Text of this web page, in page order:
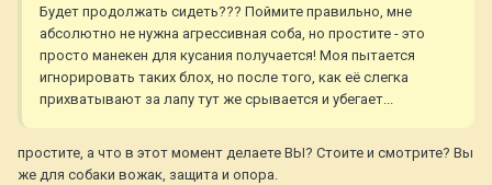
Будет продолжать сидеть??? Поймите правильно, мне
абсолютно не нужна агрессивная соба, но простите - это
просто манекен для кусания получается! Моя пытается
игнорировать таких блох, но после того, как её слегка
прихватывают за лапу тут же срывается и убегает...
простите, а что в этот момент делаете ВЫ? Стоите и смотрите? Вы
же для собаки вожак, защита и опора.